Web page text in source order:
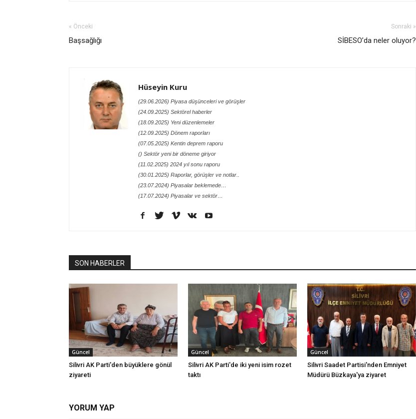
« Önceki
Başsağlığı
Sonraki »
SİBESO’da neler oluyor?
Hüseyin Kuru
(29.06.2026) Piyasa düşünceleri ve görüşler
(24.09.2025) Sektörel haberler
(18.09.2025) Yeni düzenlemeler
(12.09.2025) Dönem raporları
(07.05.2025) Kentin deprem raporu
() Sektör yeni bir döneme giriyor
(11.02.2025) 2024 yıl sonu raporu
(30.01.2025) Raporlar, görüşler ve notlar..
(23.07.2024) Piyasalar beklemede…
(17.07.2024) Piyasalar ve sektör…
SON HABERLER
Güncel
Silivri AK Parti'den büyüklere gönül
ziyareti
Güncel
Silivri AK Parti'de iki yeni isim rozet
taktı
Güncel
Silivri Saadet Partisi'nden Emniyet
Müdürü Büzkaya'ya ziyaret
YORUM YAP